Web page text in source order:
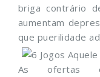
briga contrário
aumentam
que puerilidade
As ofertas